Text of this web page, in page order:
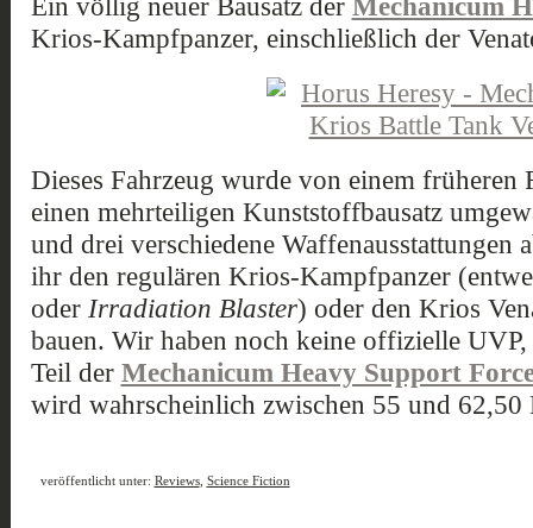
Krios-Kampfpanzer, einschließlich der
Dieses Fahrzeug wurde von einem früheren
einen mehrteiligen Kunststoffbausatz
und drei verschiedene Waffenausstattungen
ihr den regulären Krios-Kampfpanzer
oder Irradiation Blaster) oder den Krios
bauen. Wir haben noch keine offizielle UVP,
Teil der Mechanicum Heavy Support
wird wahrscheinlich zwischen 55 und 62,50
veröffentlicht unter: Reviews, Science Fiction